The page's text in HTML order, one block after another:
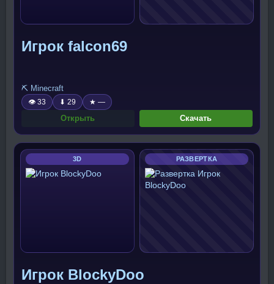
Игрок falcon69
⛏️ Minecraft
👁 33 ⬇ 29 ★ —
Открыть Скачать
3D РАЗВЕРТКА
Игрок BlockyDoo